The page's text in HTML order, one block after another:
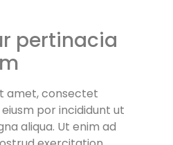
pertinacia
amet, consectet
por incididunt ut
aliqua. Ut enim ad